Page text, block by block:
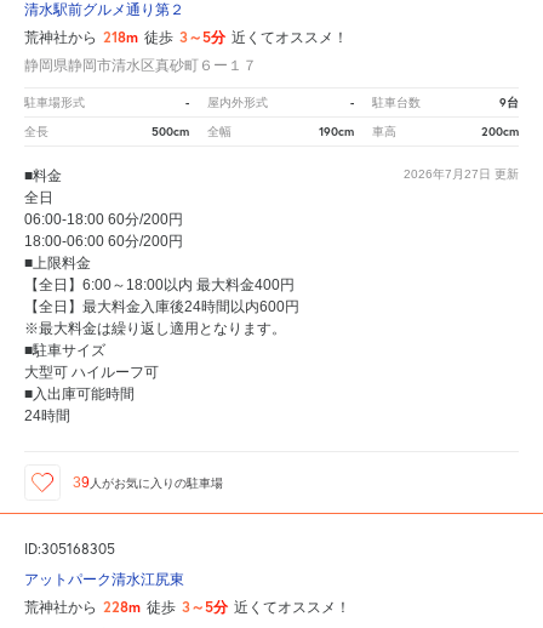
清水駅前グルメ通り第２
荒神社から 218m 徒歩 3～5分 近くてオススメ！
静岡県静岡市清水区真砂町６ー１７
駐車場形式 - 屋内外形式 - 駐車台数 9台
全長 500cm 全幅 190cm 車高 200cm
2026年7月27日 更新
■料金
全日
06:00-18:00 60分/200円
18:00-06:00 60分/200円
■上限料金
【全日】6:00～18:00以内 最大料金400円
【全日】最大料金入庫後24時間以内600円
※最大料金は繰り返し適用となります。
■駐車サイズ
大型可 ハイルーフ可
■入出庫可能時間
24時間
39人がお気に入りの駐車場
ID:305168305
アットパーク清水江尻東
荒神社から 228m 徒歩 3～5分 近くてオススメ！